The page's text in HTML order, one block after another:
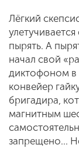
Лёгкий
пырять. А
начал свой
диктофоном в
конвейер
бригадира,
магнитным
запрещено...